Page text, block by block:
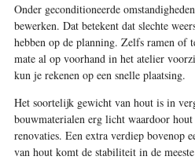
Onder geconditioneerde
bewerken. Dat betekent dat slechte
hebben op de planning. Zelfs ramen of
mate al op voorhand in het atelier
kun je rekenen op een snelle plaatsing.
Het soortelijk gewicht van hout is in
bouwmaterialen erg licht waardoor
renovaties. Een extra verdiep bovenop
van hout komt de stabiliteit in de